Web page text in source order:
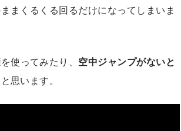
まくるくる回るだけになってしまいま
を使ってみたり、 空中ジャンプがないと
思います。